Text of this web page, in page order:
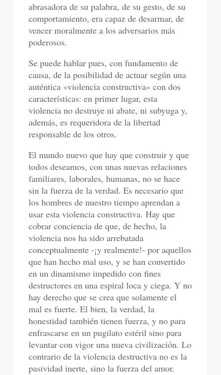
abrasadora de su palabra, de su gesto, de su
comportamiento, era capaz de desarmar, de
vencer moralmente a los adversarios más
poderosos.
Se puede hablar pues, con fundamento de
causa, de la posibilidad de actuar según una
auténtica «violencia constructiva» con dos
características: en primer lugar, esta
violencia no destruye ni abate, ni subyuga y,
además, es requeridora de la libertad
responsable de los otros.
El mundo nuevo que hay que construir y que
todos deseamos, con unas nuevas relaciones
familiares, laborales, humanas, no se hace
sin la fuerza de la verdad. Es necesario que
los hombres de nuestro tiempo aprendan a
usar esta violencia constructiva. Hay que
cobrar conciencia de que, de hecho, la
violencia nos ha sido arrebatada
conceptualmente -¡y realmente!- por aquellos
que han hecho mal uso, y se han convertido
en un dinamismo impedido con fines
destructores en una espiral loca y ciega. Y no
hay derecho que se crea que solamente el
mal es fuerte. El bien, la verdad, la
honestidad también tienen fuerza, y no para
enfrascarse en un pugilato estéril sino para
levantar con vigor una nueva civilización. Lo
contrario de la violencia destructiva no es la
pasividad inerte, sino la fuerza del amor.